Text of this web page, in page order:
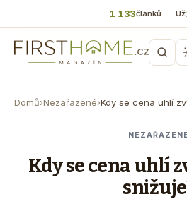
1 133článků Už
Domů›Nezařazené›Kdy se cena uhlí
NEZAŘAZENÉ
Kdy se cena uhlí